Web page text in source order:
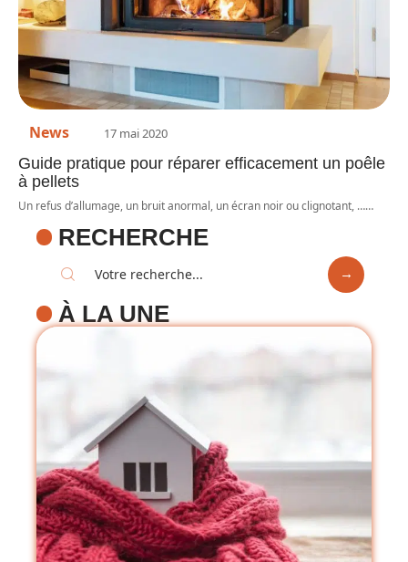
News 17 mai 2020
Guide pratique pour réparer efficacement un poêle
à pellets
Un refus d’allumage, un bruit anormal, un écran noir ou clignotant, ……
RECHERCHE
À LA UNE